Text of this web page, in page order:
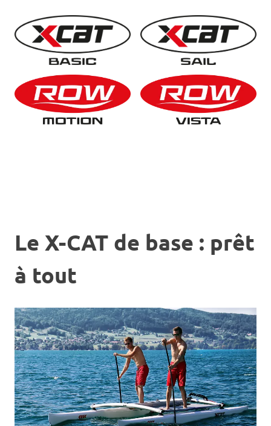
Le X-CAT de base : prêt
à tout